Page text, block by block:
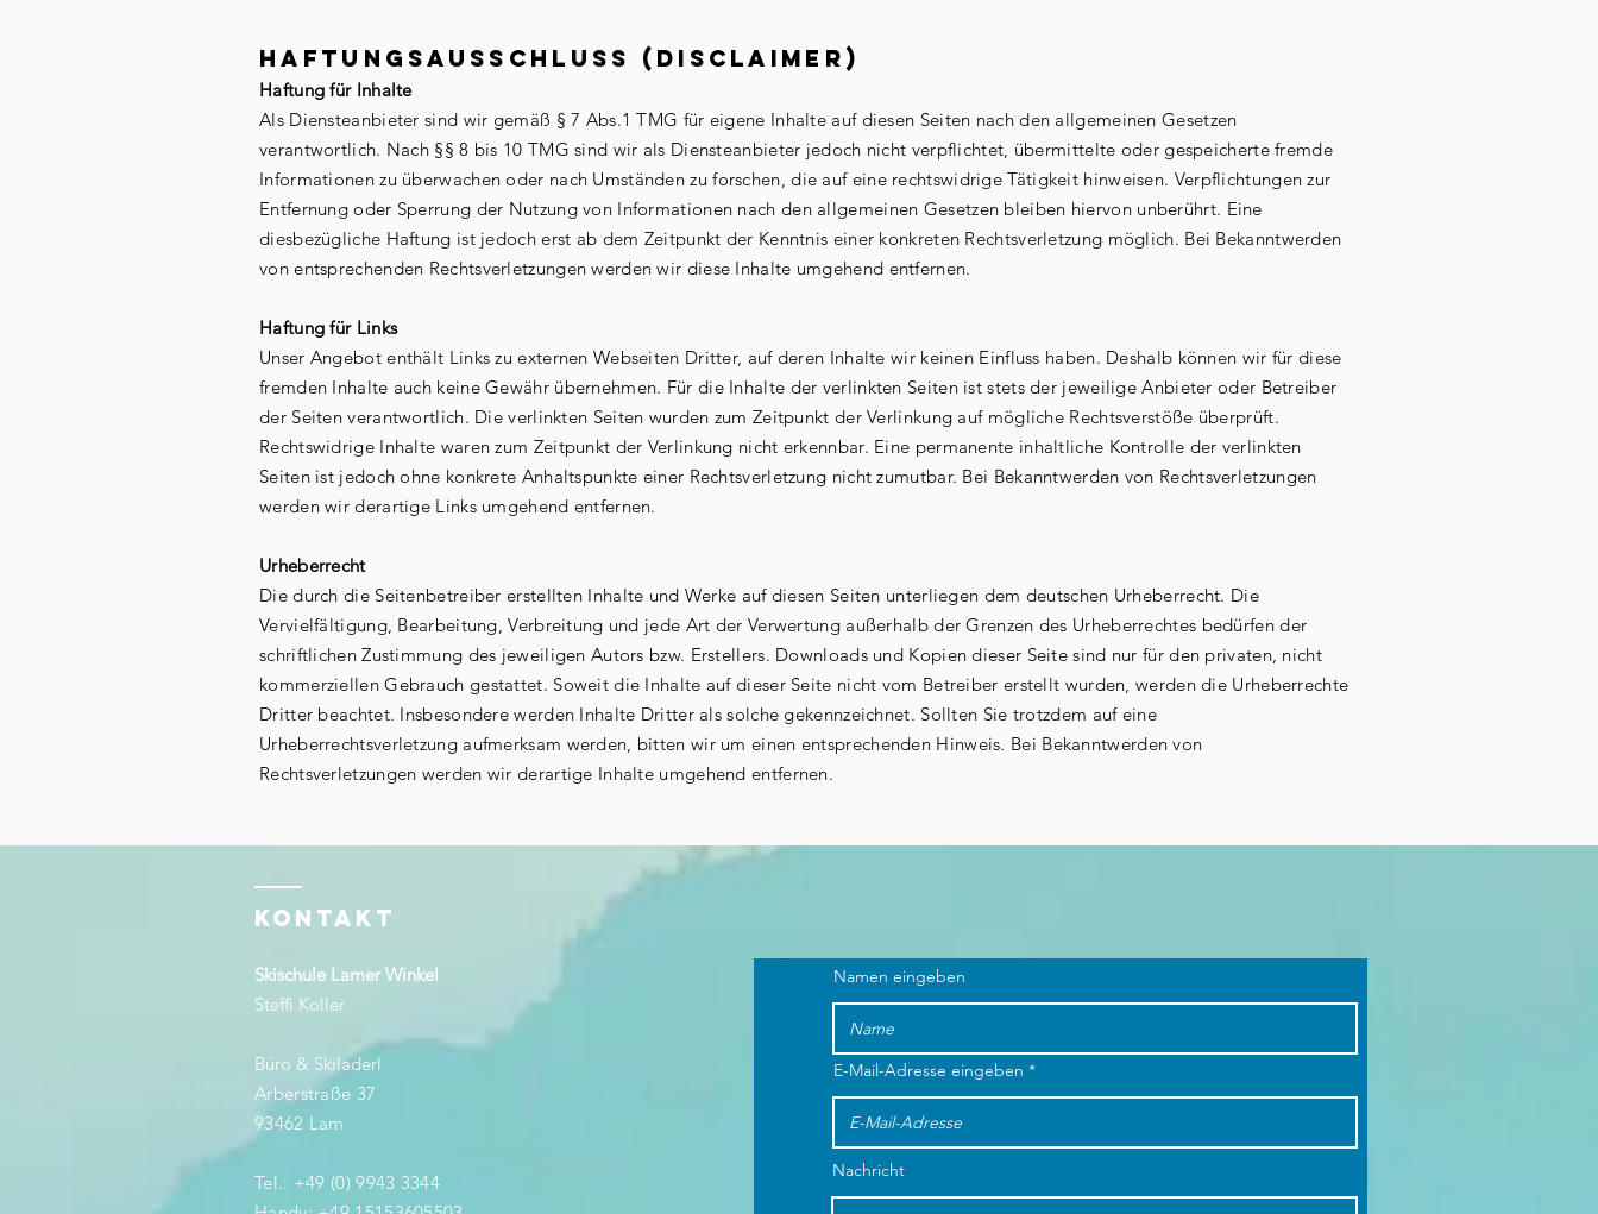
Haftungsausschluss (Disclaimer)
Haftung für Inhalte
Als Diensteanbieter sind wir gemäß § 7 Abs.1 TMG für eigene Inhalte auf diesen Seiten nach den allgemeinen Gesetzen
verantwortlich. Nach §§ 8 bis 10 TMG sind wir als Diensteanbieter jedoch nicht verpflichtet, übermittelte oder gespeicherte fremde
Informationen zu überwachen oder nach Umständen zu forschen, die auf eine rechtswidrige Tätigkeit hinweisen. Verpflichtungen zur
Entfernung oder Sperrung der Nutzung von Informationen nach den allgemeinen Gesetzen bleiben hiervon unberührt. Eine
diesbezügliche Haftung ist jedoch erst ab dem Zeitpunkt der Kenntnis einer konkreten Rechtsverletzung möglich. Bei Bekanntwerden
von entsprechenden Rechtsverletzungen werden wir diese Inhalte umgehend entfernen.
Haftung für Links
Unser Angebot enthält Links zu externen Webseiten Dritter, auf deren Inhalte wir keinen Einfluss haben. Deshalb können wir für diese
fremden Inhalte auch keine Gewähr übernehmen. Für die Inhalte der verlinkten Seiten ist stets der jeweilige Anbieter oder Betreiber
der Seiten verantwortlich. Die verlinkten Seiten wurden zum Zeitpunkt der Verlinkung auf mögliche Rechtsverstöße überprüft.
Rechtswidrige Inhalte waren zum Zeitpunkt der Verlinkung nicht erkennbar. Eine permanente inhaltliche Kontrolle der verlinkten
Seiten ist jedoch ohne konkrete Anhaltspunkte einer Rechtsverletzung nicht zumutbar. Bei Bekanntwerden von Rechtsverletzungen
werden wir derartige Links umgehend entfernen.
Urheberrecht
Die durch die Seitenbetreiber erstellten Inhalte und Werke auf diesen Seiten unterliegen dem deutschen Urheberrecht. Die
Vervielfältigung, Bearbeitung, Verbreitung und jede Art der Verwertung außerhalb der Grenzen des Urheberrechtes bedürfen der
schriftlichen Zustimmung des jeweiligen Autors bzw. Erstellers. Downloads und Kopien dieser Seite sind nur für den privaten, nicht
kommerziellen Gebrauch gestattet. Soweit die Inhalte auf dieser Seite nicht vom Betreiber erstellt wurden, werden die Urheberrechte
Dritter beachtet. Insbesondere werden Inhalte Dritter als solche gekennzeichnet. Sollten Sie trotzdem auf eine
Urheberrechtsverletzung aufmerksam werden, bitten wir um einen entsprechenden Hinweis. Bei Bekanntwerden von
Rechtsverletzungen werden wir derartige Inhalte umgehend entfernen.
KONTAKT
Skischule Lamer Winkel
Steffi Koller
Büro & Skiladerl
Arberstraße 37
93462 Lam
Tel.: +49 (0) 9943 3344
Namen eingeben
E-Mail-Adresse eingeben
Nachricht